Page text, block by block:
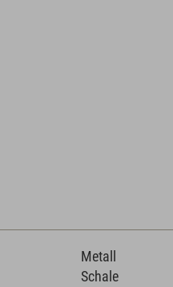
Metall
Schale